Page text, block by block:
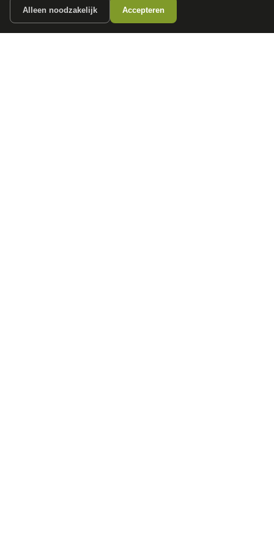
Alleen noodzakelijk Accepteren